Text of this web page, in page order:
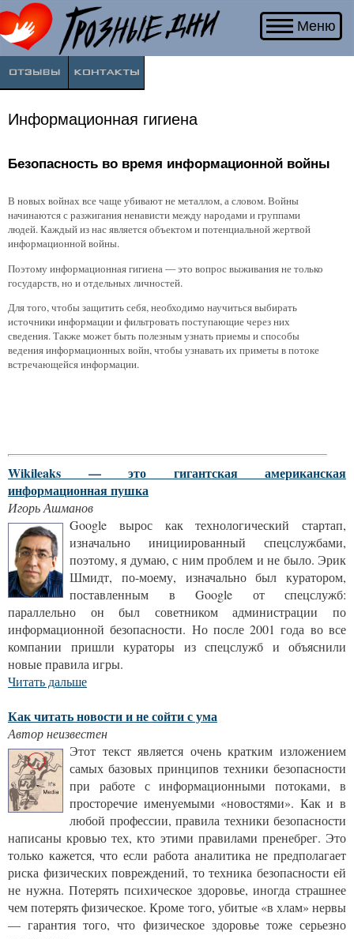
Если
Вы
соприкоснулись
с
хотите
поделиться
опытом
мыслями,
напишите
нам.
Меню
Информационная гигиена
Безопасность во время информационной войны
В новых войнах все чаще убивают не металлом, а словом. Войны
начинаются с разжигания ненависти между народами и группами
людей. Каждый из нас является объектом и потенциальной жертвой
информационной войны.
Поэтому информационная гигиена — это вопрос выживания не только
государств, но и отдельных личностей.
Для того, чтобы защитить себя, необходимо научиться выбирать
источники информации и фильтровать поступающие через них
сведения. Также может быть полезным узнать приемы и способы
ведения информационных войн, чтобы узнавать их приметы в потоке
встречающейся информации.
Wikileaks — это гигантская американская
информационная пушка
Игорь Ашманов
Google вырос как технологический стартап,
изначально инициированный спецслужбами,
поэтому, я думаю, с ним проблем и не было. Эрик
Шмидт, по-моему, изначально был куратором,
поставленным в Google от спецслужб:
параллельно он был советником администрации по
информационной безопасности. Но после 2001 года во все
компании пришли кураторы из спецслужб и объяснили
новые правила игры.
Читать дальше
Как читать новости и не сойти с ума
Автор неизвестен
Этот текст является очень кратким изложением
самых базовых принципов техники безопасности
при работе с информационными потоками, в
просторечие именуемыми «новостями». Как и в
любой профессии, правила техники безопасности
написаны кровью тех, кто этими правилами пренебрег. Это
только кажется, что если работа аналитика не предполагает
риска физических повреждений, то техника безопасности ей
не нужна. Потерять психическое здоровье, иногда страшнее
чем потерять физическое. Кроме того, убитые «в хлам» нервы
— гарантия того, что физическое здоровье тоже серьезно